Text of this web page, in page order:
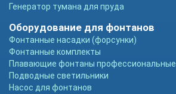
Генератор тумана для пруда
Оборудование для фонтанов
Фонтанные насадки (форсунки)
Фонтанные комплекты
Плавающие фонтаны профессиональные
Подводные светильники
Насос для фонтанов